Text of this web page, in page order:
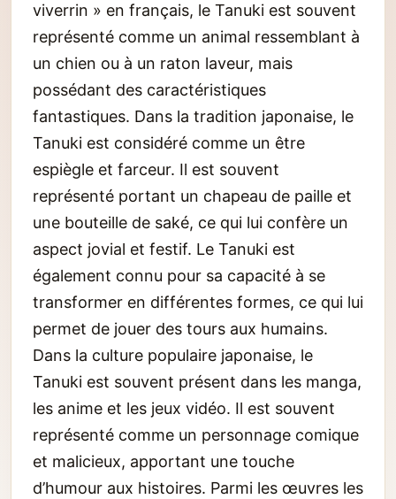
viverrin » en français, le Tanuki est souvent
représenté comme un animal ressemblant à
un chien ou à un raton laveur, mais
possédant des caractéristiques
fantastiques. Dans la tradition japonaise, le
Tanuki est considéré comme un être
espiègle et farceur. Il est souvent
représenté portant un chapeau de paille et
une bouteille de saké, ce qui lui confère un
aspect jovial et festif. Le Tanuki est
également connu pour sa capacité à se
transformer en différentes formes, ce qui lui
permet de jouer des tours aux humains.
Dans la culture populaire japonaise, le
Tanuki est souvent présent dans les manga,
les anime et les jeux vidéo. Il est souvent
représenté comme un personnage comique
et malicieux, apportant une touche
d’humour aux histoires. Parmi les œuvres les